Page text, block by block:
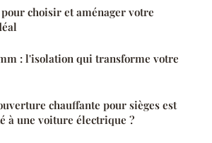
choisir et aménager votre
: l'isolation qui transforme votre
chauffante pour sièges est
à une voiture électrique ?